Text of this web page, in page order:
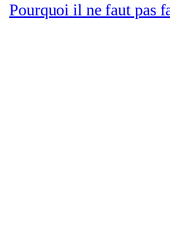
Pourquoi il ne faut pas